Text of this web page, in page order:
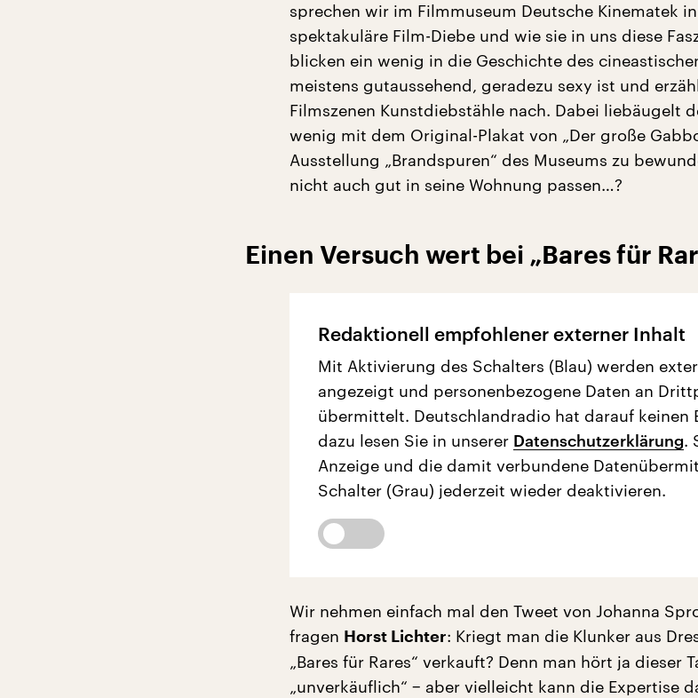
sprechen wir im Filmmuseum Deutsche Kinematek
spektakuläre Film-Diebe und wie sie in uns diese
blicken ein wenig in die Geschichte des
meistens gutaussehend, geradezu sexy ist und
Filmszenen Kunstdiebstähle nach. Dabei liebäugelt
wenig mit dem Original-Plakat von „Der große
Ausstellung „Brandspuren“ des Museums zu
nicht auch gut in seine Wohnung passen…?
Einen Versuch wert bei „Bares für
Redaktionell empfohlener externer Inhalt
Mit Aktivierung des Schalters (Blau) werden
angezeigt und personenbezogene Daten an
übermittelt. Deutschlandradio hat darauf keinen
dazu lesen Sie in unserer Datenschutzerklärung.
Anzeige und die damit verbundene
Schalter (Grau) jederzeit wieder deaktivieren.
Wir nehmen einfach mal den Tweet von Johanna
fragen Horst Lichter: Kriegt man die Klunker aus
„Bares für Rares“ verkauft? Denn man hört ja dieser
„unverkäuflich“ − aber vielleicht kann die Expertise